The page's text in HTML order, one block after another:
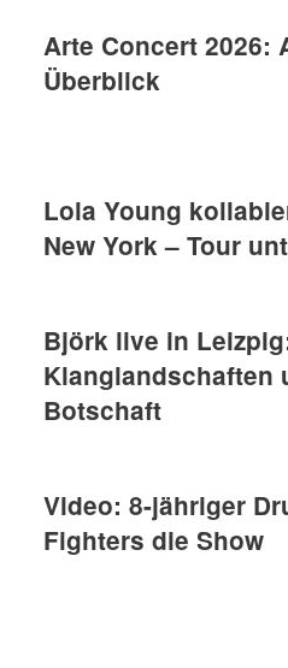
Arte Concert 2026:
Überblick
Lola Young
New York – Tour
Björk live in
Klanglandschaften
Botschaft
Video: 8-jähriger
Fighters die Show